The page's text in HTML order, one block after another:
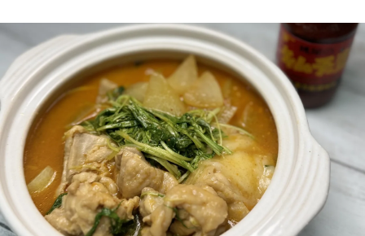
イベント・グッズ
YouTube
会社情報